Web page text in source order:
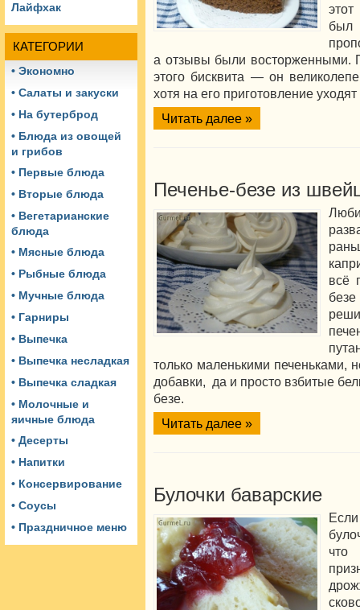
Лайфхак
КАТЕГОРИИ
• Экономно
• Салаты и закуски
• На бутерброд
• Блюда из овощей
и грибов
• Первые блюда
• Вторые блюда
• Вегетарианские
блюда
• Мясные блюда
• Рыбные блюда
• Мучные блюда
• Гарниры
• Выпечка
• Выпечка несладкая
• Выпечка сладкая
• Молочные и
яичные блюда
• Десерты
• Напитки
• Консервирование
• Соусы
• Праздничное меню
был
а отзывы были восторженными.
этого бисквита — он
хотя на его приготовление
Читать далее »
Печенье-безе из
всё
только маленькими печеньками,
добавки, да и просто взбитые
безе.
Читать далее »
Булочки баварские
что